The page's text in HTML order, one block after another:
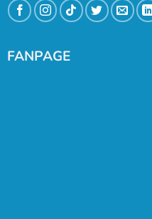
FANPAGE